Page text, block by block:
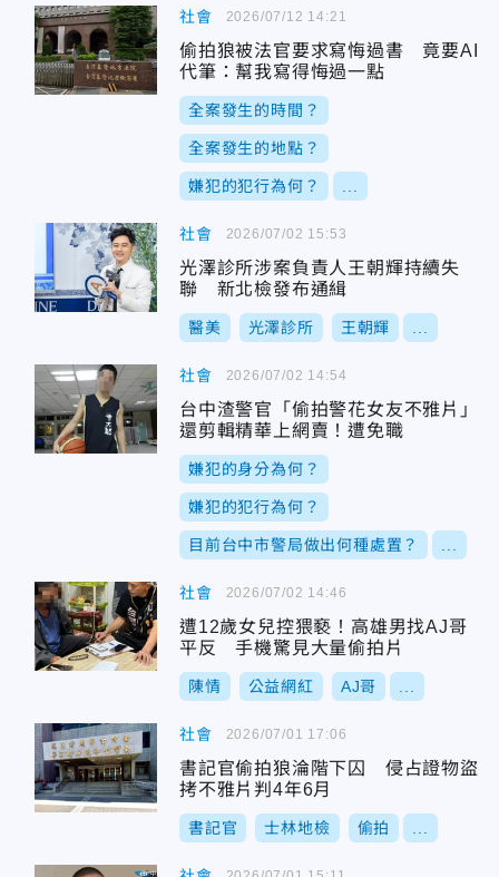
社會
偷拍狼被法官要求寫悔過書 竟要AI
代筆：幫我寫得悔過一點
全案發生的時間？
全案發生的地點？
嫌犯的犯行為何？
2026/07/12 14:21
社會
光澤診所涉案負責人王朝輝持續失
聯 新北檢發布通緝
醫美 光澤診所 王朝輝
2026/07/02 15:53
社會
台中渣警官「偷拍警花女友不雅片」
還剪輯精華上網賣！遭免職
嫌犯的身分為何？
嫌犯的犯行為何？
目前台中市警局做出何種處置？
2026/07/02 14:54
社會
遭12歲女兒控猥褻！高雄男找AJ哥
平反 手機驚見大量偷拍片
陳情 公益網紅 AJ哥
2026/07/02 14:46
社會
書記官偷拍狼淪階下囚 侵占證物盜
拷不雅片判4年6月
書記官 士林地檢 偷拍
2026/07/01 17:06